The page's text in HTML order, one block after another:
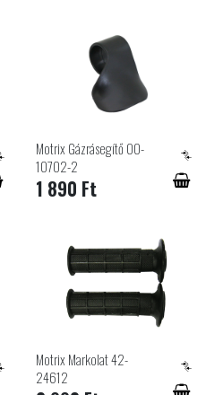
Motrix Gázrásegítő 00-
10702-2
1 890 Ft
Motrix Markolat 42-
24612